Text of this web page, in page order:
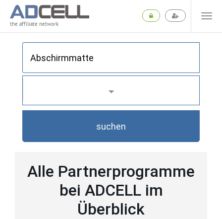
the affiliate network
suchen
Alle Partnerprogramme
bei ADCELL im
Überblick